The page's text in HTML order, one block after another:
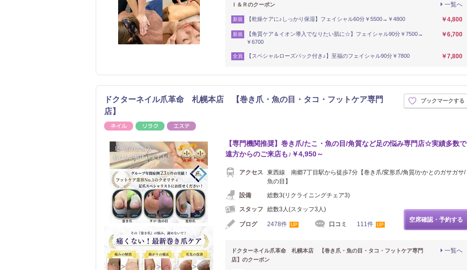
一覧へ
Ｉ＆Ｒのクーポン
新規 【乾燥ケアに♪しっかり保湿】フェイシャル60分￥5500→￥4800 ￥4,800
新規
【角質ケア＆イオン導入でなりたい肌に☆】フェイシャル90分￥7500→
￥6700
￥6,700
全員 【スペシャルローズパック付き♪】至福のフェイシャル90分￥7800 ￥7,800
ドクターネイル爪革命 札幌本店 【巻き爪・魚の目・タコ・フットケア専門
店】
ネイル リラク
ブックマークする
【専門機関推奨】巻き爪/たこ・魚の目/角質など足の悩み専門店☆実績多数で
遠方からのご来店も♪￥4,950～
アクセス
東西線 南郷7丁目駅から徒歩7分【巻き爪/変形爪/角質/かかとのガサガサ/
魚の目】
設備
総数3(リクライニングチェア3)
スタッフ
総数3人(スタッフ3人)
ブログ 2478件 UP 口コミ 111件 UP
空席確認・予約する
一覧へ
ドクターネイル爪革命 札幌本店 【巻き爪・魚の目・タコ・フットケア専門
店】のクーポン